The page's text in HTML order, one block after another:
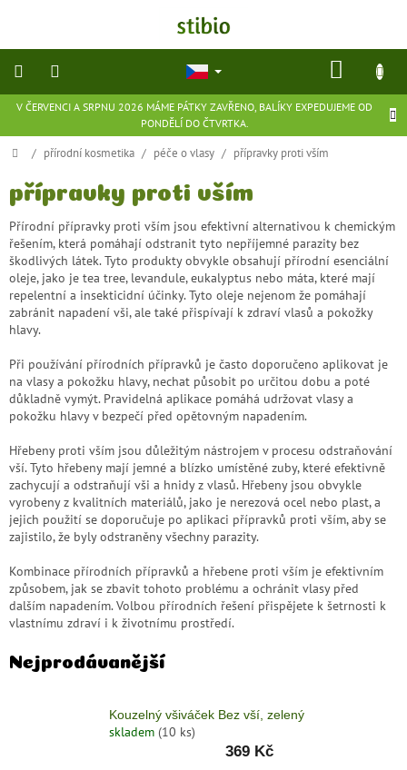
V ČERVENCI A SRPNU 2026 MÁME PÁTKY ZAVŘENO, BALÍKY EXPEDUJEME OD
PONDĚLÍ DO ČTVRTKA.
přírodní
stravy
potraviny
ekologické
hračky
a
hry
flexibilní
obuv
zachraň
Značky
CZK
/
Přihlášení
Domů
/ přírodní kosmetika / péče o vlasy / přípravky proti vším
přípravky proti vším
Přírodní přípravky proti vším jsou efektivní alternativou k chemickým
řešením, která pomáhají odstranit tyto nepříjemné parazity bez
škodlivých látek. Tyto produkty obvykle obsahují přírodní esenciální
oleje, jako je tea tree, levandule, eukalyptus nebo máta, které mají
repelentní a insekticidní účinky. Tyto oleje nejenom že pomáhají
zabránit napadení vši, ale také přispívají k zdraví vlasů a pokožky
hlavy.
Při používání přírodních přípravků je často doporučeno aplikovat je
na vlasy a pokožku hlavy, nechat působit po určitou dobu a poté
důkladně vymýt. Pravidelná aplikace pomáhá udržovat vlasy a
pokožku hlavy v bezpečí před opětovným napadením.
Hřebeny proti vším jsou důležitým nástrojem v procesu odstraňování
vší. Tyto hřebeny mají jemné a blízko umístěné zuby, které efektivně
zachycují a odstraňují vši a hnidy z vlasů. Hřebeny jsou obvykle
vyrobeny z kvalitních materiálů, jako je nerezová ocel nebo plast, a
jejich použití se doporučuje po aplikaci přípravků proti vším, aby se
zajistilo, že byly odstraněny všechny parazity.
Kombinace přírodních přípravků a hřebene proti vším je efektivním
způsobem, jak se zbavit tohoto problému a ochránit vlasy před
dalším napadením. Volbou přírodních řešení přispějete k šetrnosti k
vlastnímu zdraví i k životnímu prostředí.
Nejprodávanější
Kouzelný všiváček Bez vší, zelený
skladem (10 ks)
369 Kč